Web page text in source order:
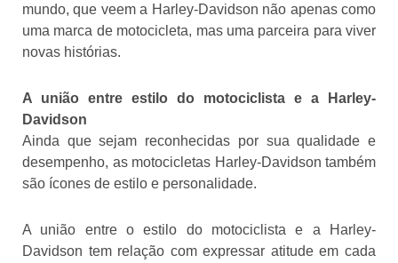
mundo, que veem a Harley-Davidson não apenas como
uma marca de motocicleta, mas uma parceira para viver
novas histórias.
A união entre estilo do motociclista e a Harley-
Davidson
Ainda que sejam reconhecidas por sua qualidade e
desempenho, as motocicletas Harley-Davidson também
são ícones de estilo e personalidade.
A união entre o estilo do motociclista e a Harley-
Davidson tem relação com expressar atitude em cada